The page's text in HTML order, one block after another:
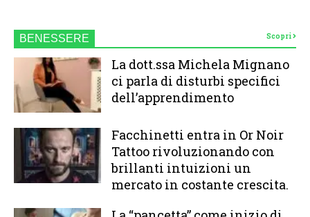
BENESSERE Scopri
La dott.ssa Michela Mignano
ci parla di disturbi specifici
dell’apprendimento
Facchinetti entra in Or Noir
Tattoo rivoluzionando con
brillanti intuizioni un
mercato in costante crescita.